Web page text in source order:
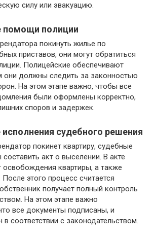
силу или эвакуацию.
помощи полиции
покинуть жилье по
приставов, они могут обратиться
Полицейские обеспечивают
они должны следить за законностью
На этом этапе важно, чтобы все
были оформлены корректно,
споров и задержек.
судебного решения
покинет квартиру, судебные
акт о выселении. В акте
освобождения квартиры, а также
этого процесс считается
получает полный контроль
На этом этапе важно
все документы подписаны, и
соответствии с законодательством.